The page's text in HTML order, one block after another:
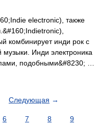
electronic), также
комбинирует инди рок с
Инди электроника
подобными&#8230; …
Следующая →
6 7 8
9